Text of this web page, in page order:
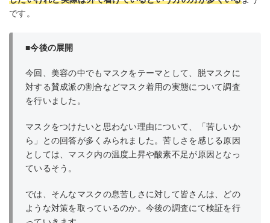
です。
■今後の展開
今回、美容の中でもマスクをテーマとして、脱マスクに
対する賛成派の割合などマスク着用の実態について調査
を行いました。
マスクをつけたいと思わない理由について、「苦しいか
ら」との回答が多くみられました。苦しさを感じる原因
としては、マスク内の温度上昇や酸素不足が原因となっ
ているそう。
では、そんなマスクの息苦しさに対して皆さんは、どの
ような対策を取っているのか。今後の調査にて検証を行